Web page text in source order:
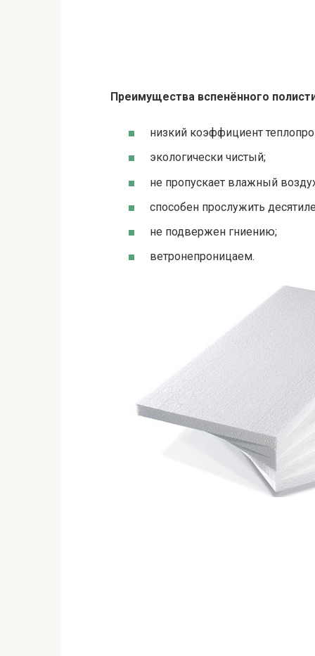
Преимущества вспенённого
низкий коэффициент
экологически чистый;
не пропускает влажный
способен прослужить
не подвержен гниению;
ветронепроницаем.